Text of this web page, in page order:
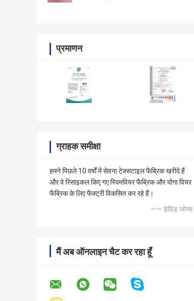
प्रमाणन
ग्राहक समीक्षा
हमने पिछले 10 वर्षों में सेवना टेक्सटाइल फैब्रिक खरीदे हैं
और वे रिसाइकल किए गए स्विमवियर फैब्रिक और योगा वियर
फैब्रिक के लिए फैक्ट्री विकसित कर रहे हैं।
—— डेविड जोन्स
मैं अब ऑनलाइन चैट कर रहा हूँ